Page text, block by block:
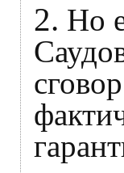
2. Но